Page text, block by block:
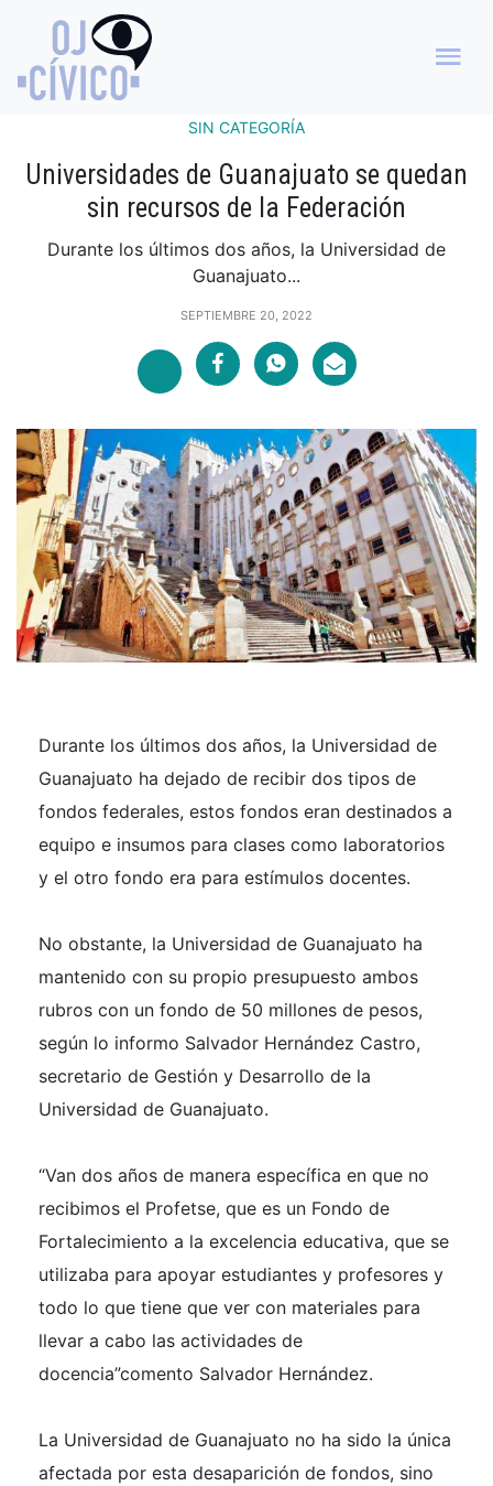
SIN CATEGORÍA
Universidades de Guanajuato se quedan
sin recursos de la Federación
Durante los últimos dos años, la Universidad de
Guanajuato...
SEPTIEMBRE 20, 2022
Durante los últimos dos años, la Universidad de
Guanajuato ha dejado de recibir dos tipos de
fondos federales, estos fondos eran destinados a
equipo e insumos para clases como laboratorios
y el otro fondo era para estímulos docentes.
No obstante, la Universidad de Guanajuato ha
mantenido con su propio presupuesto ambos
rubros con un fondo de 50 millones de pesos,
según lo informo Salvador Hernández Castro,
secretario de Gestión y Desarrollo de la
Universidad de Guanajuato.
“Van dos años de manera específica en que no
recibimos el Profetse, que es un Fondo de
Fortalecimiento a la excelencia educativa, que se
utilizaba para apoyar estudiantes y profesores y
todo lo que tiene que ver con materiales para
llevar a cabo las actividades de
docencia”comento Salvador Hernández.
La Universidad de Guanajuato no ha sido la única
afectada por esta desaparición de fondos, sino